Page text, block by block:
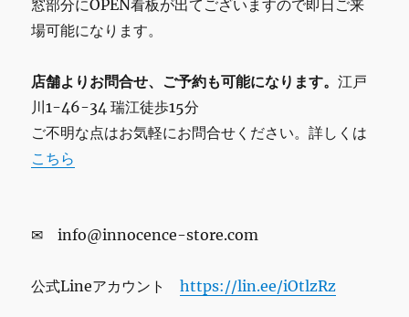
す。
に
窓部分にOPEN看板が出てございますので即日ご来
場可能になります。
店舗よりお問合せ、ご予約も可能になります。江戸
川1-46-34 瑞江徒歩15分
ご不明な点はお気軽にお問合せください。詳しくは
こちら
✉ info@innocence-store.com
公式Lineアカウントhttps://lin.ee/iOtlzRz